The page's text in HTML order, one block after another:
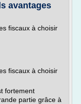
avantages
fiscaux à choisir
fiscaux à choisir
fortement
partie grâce à